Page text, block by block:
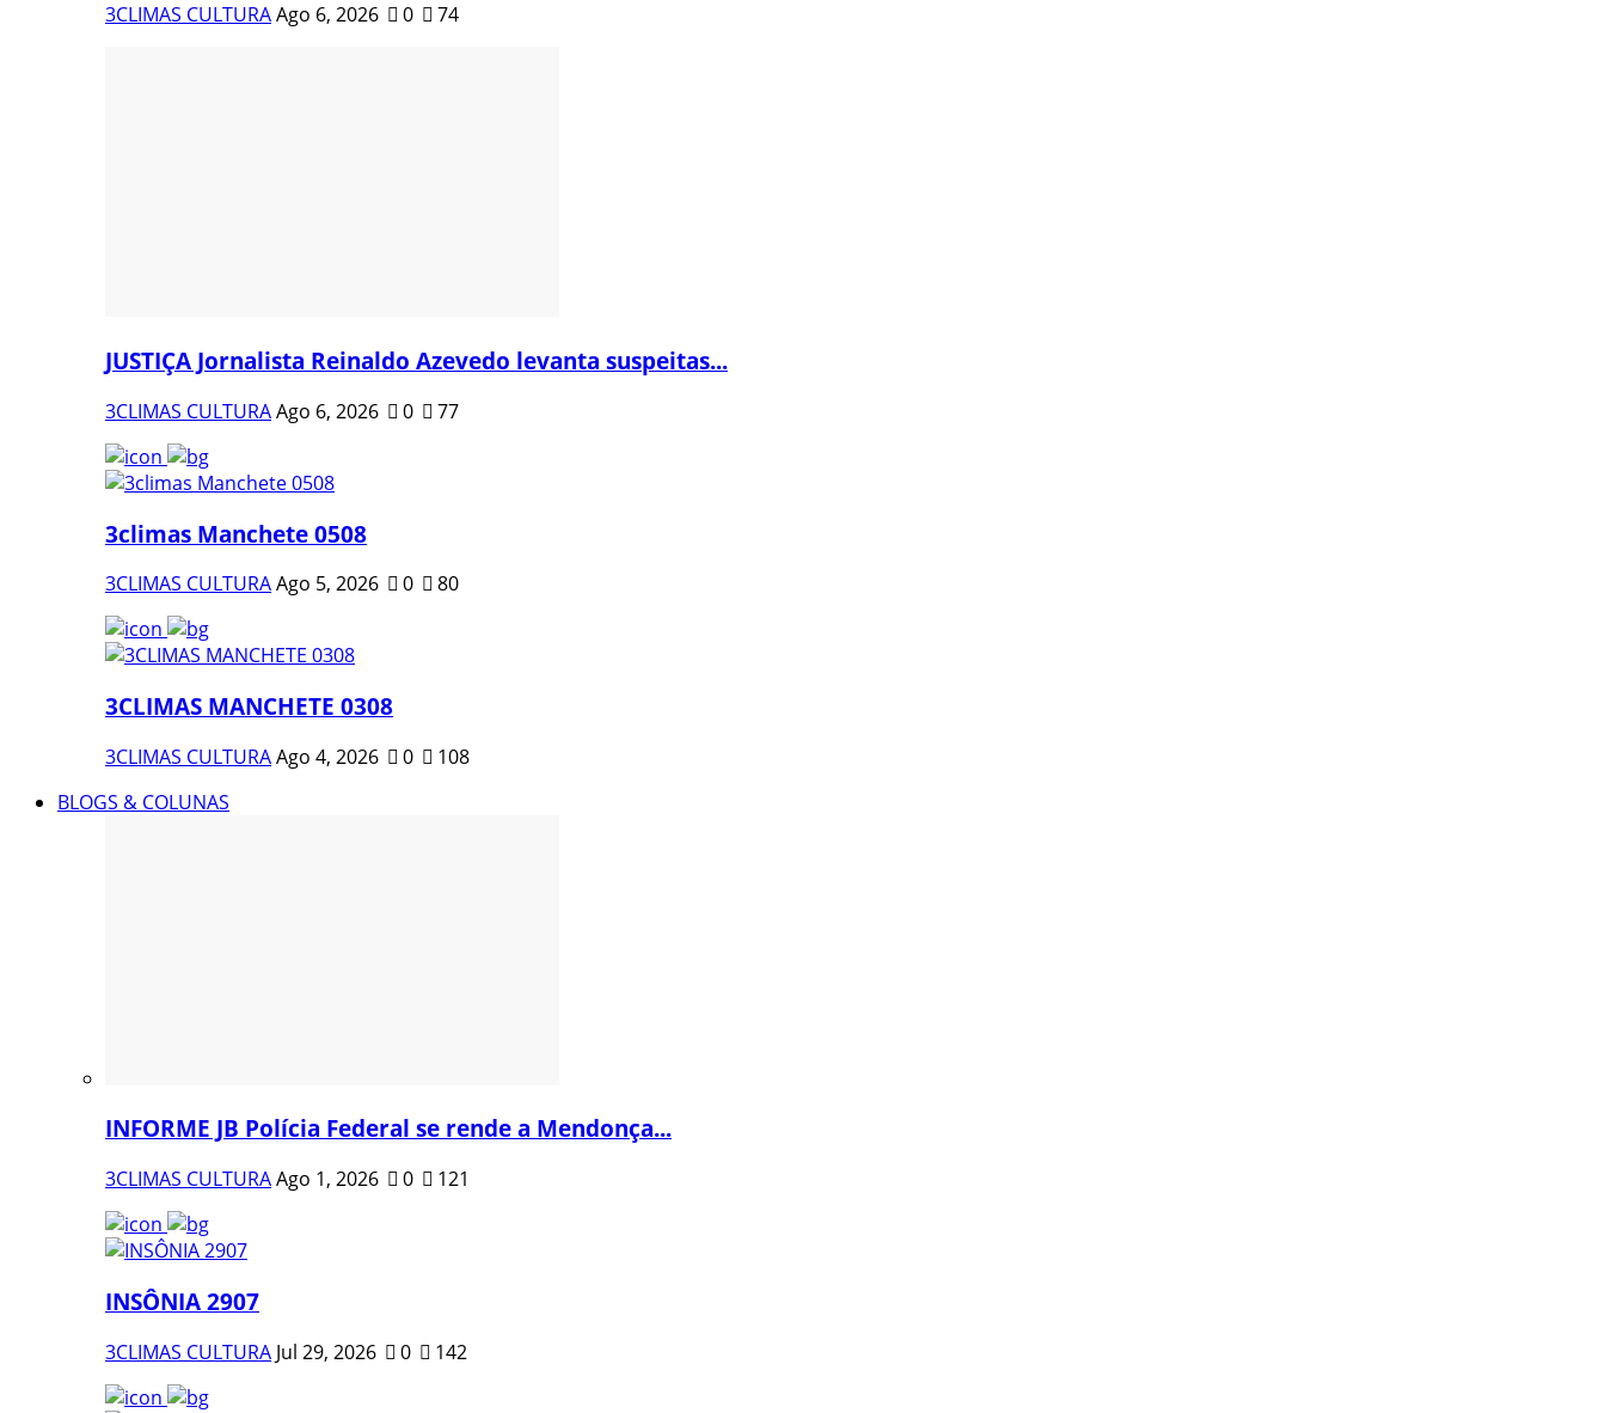
3CLIMAS CULTURAAgo 6, 2026 0 74
JUSTIÇA Jornalista Reinaldo Azevedo levanta suspeitas...
3CLIMAS CULTURAAgo 6, 2026 0 77
3climas Manchete 0508
3CLIMAS CULTURAAgo 5, 2026 0 80
3CLIMAS MANCHETE 0308
3CLIMAS CULTURAAgo 4, 2026 0
108
BLOGS & COLUNAS
INFORME JB Polícia Federal se rende a Mendonça...
3CLIMAS CULTURAAgo 1, 2026 0 121
INSÔNIA 2907
3CLIMAS CULTURA Jul 29, 2026 0 142